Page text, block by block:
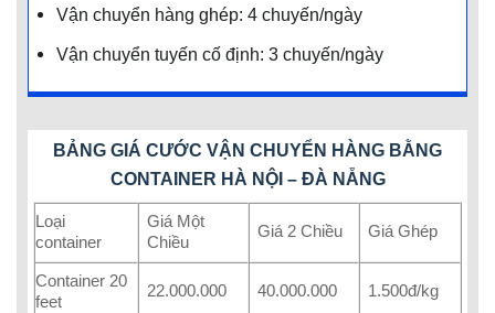
Vận chuyển hàng ghép: 4 chuyến/ngày
Vận chuyển tuyến cố định: 3 chuyến/ngày
BẢNG GIÁ CƯỚC VẬN CHUYỂN HÀNG BẰNG
CONTAINER HÀ NỘI – ĐÀ NẴNG
Loại
container
Giá Một
Chiều
Giá 2 Chiều Giá Ghép
Container 20
feet
22.000.000 40.000.000 1.500đ/kg